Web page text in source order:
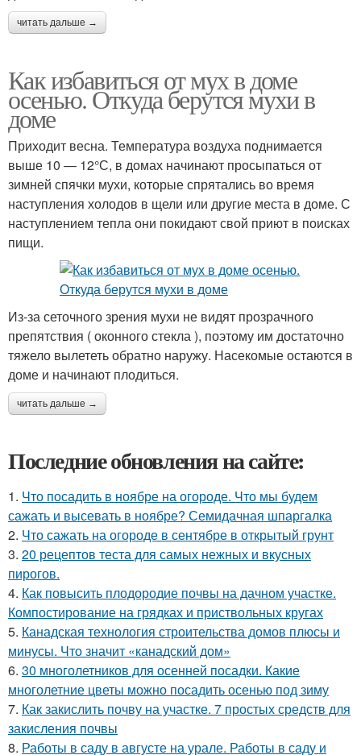
читать дальше →
Как избавиться от мух в доме
осенью. Откуда берутся мухи в
доме
Приходит весна. Температура воздуха поднимается
выше 10 — 12°С, в домах начинают просыпаться от
зимней спячки мухи, которые спрятались во время
наступления холодов в щели или другие места в доме. С
наступлением тепла они покидают свой приют в поисках
пищи.
Из-за сеточного зрения мухи не видят прозрачного
препятствия ( оконного стекла ), поэтому им достаточно
тяжело вылететь обратно наружу. Насекомые остаются в
доме и начинают плодиться.
читать дальше →
Последние обновления на сайте:
1. Что посадить в ноябре на огороде. Что мы будем
сажать и высевать в ноябре? Семидачная шпаргалка
2. Что сажать на огороде в сентябре в открытый грунт
3. 20 рецептов теста для самых нежных и вкусных
пирогов.
4. Как повысить плодородие почвы на дачном участке.
Компостирование на грядках и приствольных кругах
5. Канадская технология строительства домов плюсы и
минусы. Что значит «канадский дом»
6. 30 многолетников для осенней посадки. Какие
многолетние цветы можно посадить осенью под зиму
7. Как закислить почву на участке. 7 простых средств для
закисления почвы
8. Работы в саду в августе на урале. Работы в саду и